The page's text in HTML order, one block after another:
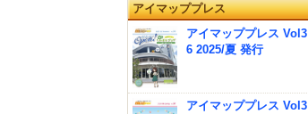
アイマッププレス
アイマッププレス Vol3
6 2025/夏 発行
アイマッププレス Vol3